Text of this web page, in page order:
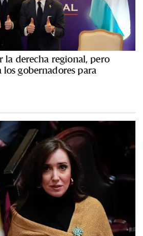
la derecha regional, pero
gobernadores para